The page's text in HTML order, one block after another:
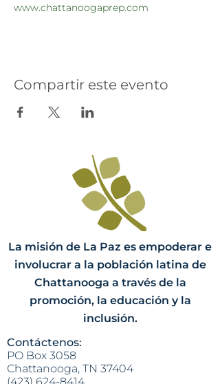
www.chattanoogaprep.com
Compartir este evento
La misión de La Paz es empoderar e
involucrar a la población latina de
Chattanooga a través de la
promoción, la educación y la
inclusión.
Contáctenos:
PO Box 3058
Chattanooga, TN 37404
(423) 624-8414